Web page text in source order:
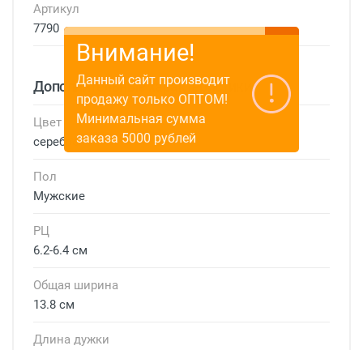
Артикул
7790
Дополнительные характеристики
Цвет
серебро
Пол
Мужские
РЦ
6.2-6.4 см
Общая ширина
13.8 см
Длина дужки
Внимание!
Данный сайт производит
продажу только ОПТОМ!
Минимальная сумма
заказа 5000 рублей